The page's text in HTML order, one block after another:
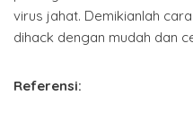
virus jahat. Demikianlah
dihack dengan mudah dan
Referensi: